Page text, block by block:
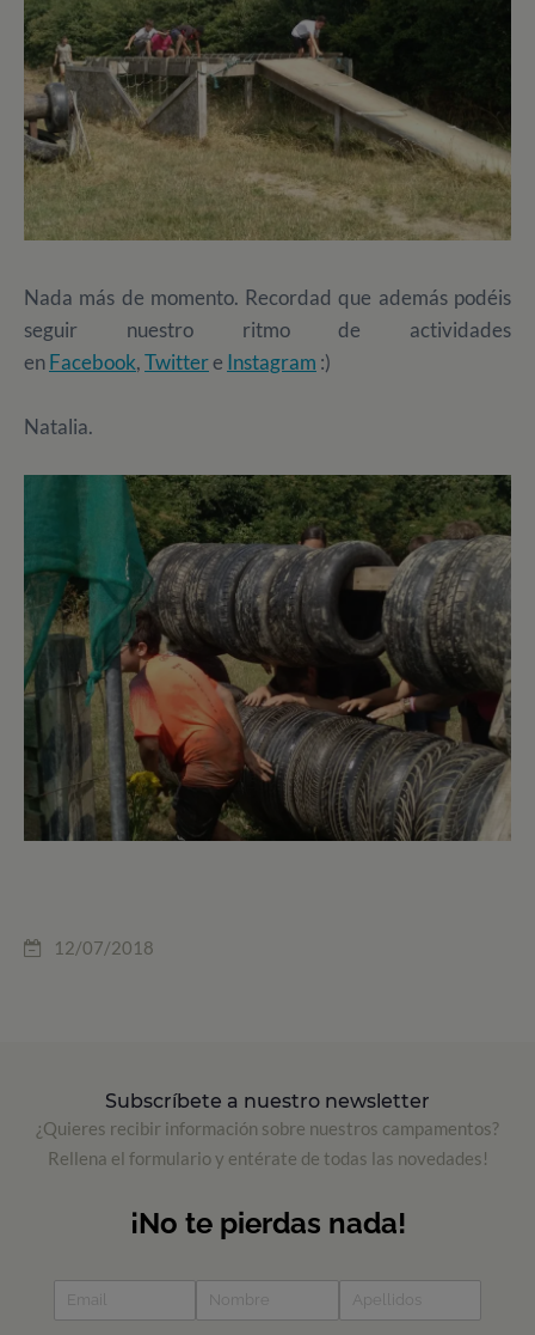
Nada más de momento. Recordad que además podéis
seguir nuestro ritmo de actividades
enFacebook,Twittere Instagram :)
Natalia.
12/07/2018
Subscríbete a nuestro newsletter
¿Quieres recibir información sobre nuestros campamentos?
Rellena el formulario y entérate de todas las novedades!